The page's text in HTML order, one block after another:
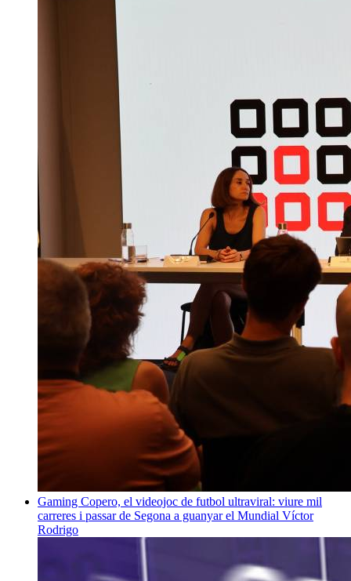
Gaming Copero, el videojoc de futbol ultraviral: viure mil
carreres i passar de Segona a guanyar el Mundial Víctor
Rodrigo